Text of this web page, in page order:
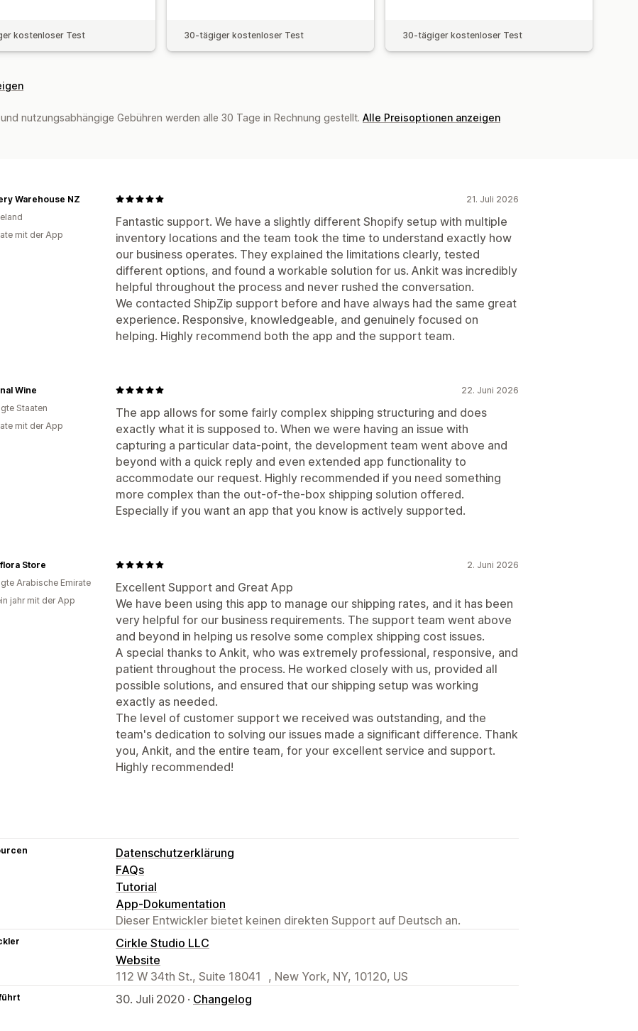
kostenloser Test 30-tägiger kostenloser Test 30-tägiger kostenloser Test
nutzungsabhängige Gebühren werden alle 30 Tage in Rechnung gestellt. Alle Preisoptionen anzeigen
21. Juli 2026
Fantastic support. We have a slightly different Shopify setup with multiple
inventory locations and the team took the time to understand exactly how
our business operates. They explained the limitations clearly, tested
different options, and found a workable solution for us. Ankit was incredibly
helpful throughout the process and never rushed the conversation.
We contacted ShipZip support before and have always had the same great
experience. Responsive, knowledgeable, and genuinely focused on
helping. Highly recommend both the app and the support team.
Warehouse NZ
mit der App
22. Juni 2026
The app allows for some fairly complex shipping structuring and does
exactly what it is supposed to. When we were having an issue with
capturing a particular data-point, the development team went above and
beyond with a quick reply and even extended app functionality to
accommodate our request. Highly recommended if you need something
more complex than the out-of-the-box shipping solution offered.
Especially if you want an app that you know is actively supported.
Wine
Staaten
mit der App
2. Juni 2026
Excellent Support and Great App
We have been using this app to manage our shipping rates, and it has been
very helpful for our business requirements. The support team went above
and beyond in helping us resolve some complex shipping cost issues.
A special thanks to Ankit, who was extremely professional, responsive, and
patient throughout the process. He worked closely with us, provided all
possible solutions, and ensured that our shipping setup was working
exactly as needed.
The level of customer support we received was outstanding, and the
team's dedication to solving our issues made a significant difference. Thank
you, Ankit, and the entire team, for your excellent service and support.
Highly recommended!
Store
Arabische Emirate
jahr mit der App
Datenschutzerklärung
FAQs
Tutorial
App-Dokumentation
Dieser Entwickler bietet keinen direkten Support auf Deutsch an.
Cirkle Studio LLC
Website
112 W 34th St., Suite 18041 , New York, NY, 10120, US
30. Juli 2020 · Changelog